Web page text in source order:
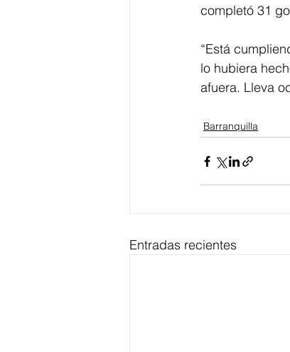
completó 31
“Está
lo hubiera
afuera. Lleva
Barranquilla
Entradas recientes